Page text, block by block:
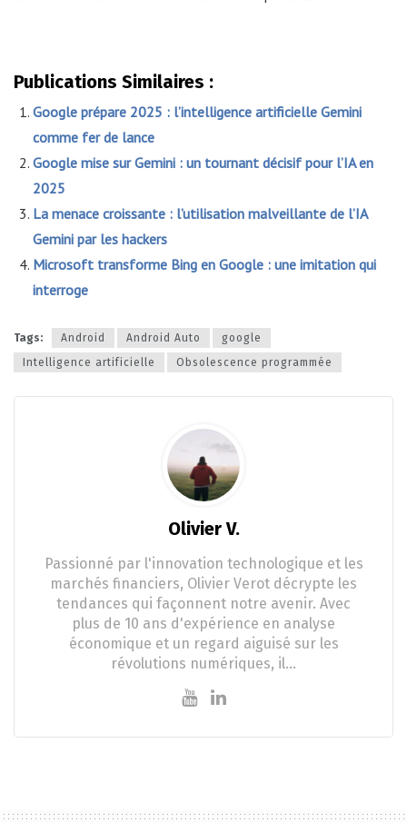
Publications Similaires :
Google prépare 2025 : l’intelligence artificielle Gemini
comme fer de lance
Google mise sur Gemini : un tournant décisif pour l’IA en
2025
La menace croissante : l’utilisation malveillante de l’IA
Gemini par les hackers
Microsoft transforme Bing en Google : une imitation qui
interroge
Tags: Android Android Auto
google
Intelligence artificielle
Obsolescence programmée
Olivier V.
Passionné par l'innovation technologique et les
marchés financiers, Olivier Verot décrypte les
tendances qui façonnent notre avenir. Avec
plus de 10 ans d'expérience en analyse
économique et un regard aiguisé sur les
révolutions numériques, il…